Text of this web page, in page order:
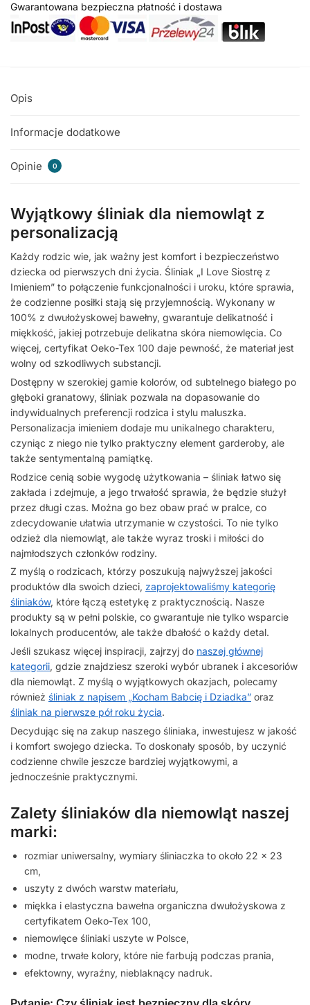
Gwarantowana bezpieczna płatność i dostawa
Opis
Informacje dodatkowe
Opinie 0
Wyjątkowy śliniak dla niemowląt z
personalizacją
Każdy rodzic wie, jak ważny jest komfort i bezpieczeństwo
dziecka od pierwszych dni życia. Śliniak „I Love Siostrę z
Imieniem” to połączenie funkcjonalności i uroku, które sprawia,
że codzienne posiłki stają się przyjemnością. Wykonany w
100% z dwułożyskowej bawełny, gwarantuje delikatność i
miękkość, jakiej potrzebuje delikatna skóra niemowlęcia. Co
więcej, certyfikat Oeko-Tex 100 daje pewność, że materiał jest
wolny od szkodliwych substancji.
Dostępny w szerokiej gamie kolorów, od subtelnego białego po
głęboki granatowy, śliniak pozwala na dopasowanie do
indywidualnych preferencji rodzica i stylu maluszka.
Personalizacja imieniem dodaje mu unikalnego charakteru,
czyniąc z niego nie tylko praktyczny element garderoby, ale
także sentymentalną pamiątkę.
Rodzice cenią sobie wygodę użytkowania – śliniak łatwo się
zakłada i zdejmuje, a jego trwałość sprawia, że będzie służył
przez długi czas. Można go bez obaw prać w pralce, co
zdecydowanie ułatwia utrzymanie w czystości. To nie tylko
odzież dla niemowląt, ale także wyraz troski i miłości do
najmłodszych członków rodziny.
Z myślą o rodzicach, którzy poszukują najwyższej jakości
produktów dla swoich dzieci, zaprojektowaliśmy kategorię
śliniaków, które łączą estetykę z praktycznością. Nasze
produkty są w pełni polskie, co gwarantuje nie tylko wsparcie
lokalnych producentów, ale także dbałość o każdy detal.
Jeśli szukasz więcej inspiracji, zajrzyj do naszej głównej
kategorii, gdzie znajdziesz szeroki wybór ubranek i akcesoriów
dla niemowląt. Z myślą o wyjątkowych okazjach, polecamy
również śliniak z napisem „Kocham Babcię i Dziadka” oraz
śliniak na pierwsze pół roku życia.
Decydując się na zakup naszego śliniaka, inwestujesz w jakość
i komfort swojego dziecka. To doskonały sposób, by uczynić
codzienne chwile jeszcze bardziej wyjątkowymi, a
jednocześnie praktycznymi.
Zalety śliniaków dla niemowląt naszej
marki:
rozmiar uniwersalny, wymiary śliniaczka to około 22 x 23
cm,
uszyty z dwóch warstw materiału,
miękka i elastyczna bawełna organiczna dwułożyskowa z
certyfikatem Oeko-Tex 100,
niemowlęce śliniaki uszyte w Polsce,
modne, trwałe kolory, które nie farbują podczas prania,
efektowny, wyraźny, nieblaknący nadruk.